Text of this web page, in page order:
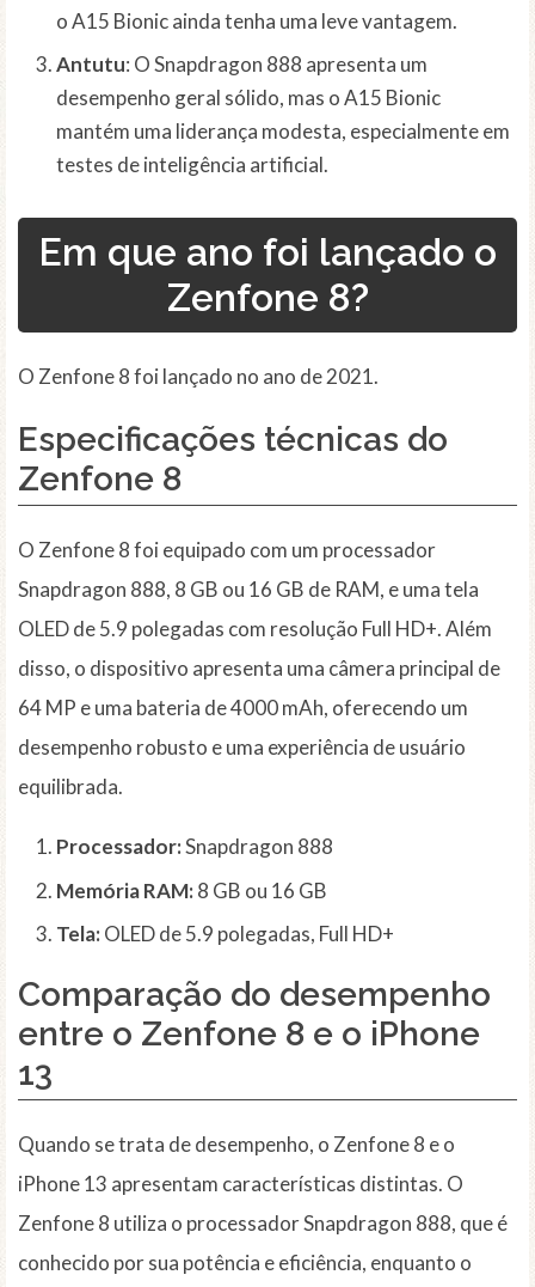
o A15 Bionic ainda tenha uma leve vantagem.
Antutu: O Snapdragon 888 apresenta um
desempenho geral sólido, mas o A15 Bionic
mantém uma liderança modesta, especialmente em
testes de inteligência artificial.
Em que ano foi lançado o
Zenfone 8?
O Zenfone 8 foi lançado no ano de 2021.
Especificações técnicas do
Zenfone 8
O Zenfone 8 foi equipado com um processador
Snapdragon 888, 8 GB ou 16 GB de RAM, e uma tela
OLED de 5.9 polegadas com resolução Full HD+. Além
disso, o dispositivo apresenta uma câmera principal de
64 MP e uma bateria de 4000 mAh, oferecendo um
desempenho robusto e uma experiência de usuário
equilibrada.
Processador:Snapdragon 888
Memória RAM:8 GB ou 16 GB
Tela:OLED de 5.9 polegadas, Full HD+
Comparação do desempenho
entre o Zenfone 8 e o iPhone
13
Quando se trata de desempenho, o Zenfone 8 e o
iPhone 13 apresentam características distintas. O
Zenfone 8 utiliza o processador Snapdragon 888, que é
conhecido por sua potência e eficiência, enquanto o